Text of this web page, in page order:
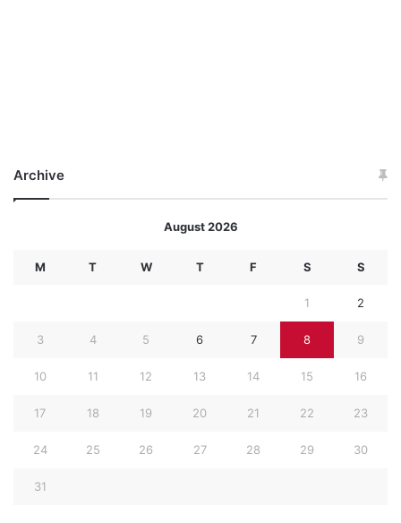
Archive
August 2026
M T W T F S S
1 2
3 4 5 6 7 8 9
10 11 12 13 14 15 16
17 18 19 20 21 22 23
24 25 26 27 28 29 30
31